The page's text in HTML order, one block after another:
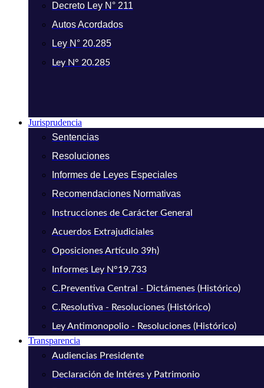
Decreto Ley N° 211
Autos Acordados
Ley N° 20.285
Ley N° 20.285
Jurisprudencia
Sentencias
Resoluciones
Informes de Leyes Especiales
Recomendaciones Normativas
Instrucciones de Carácter General
Acuerdos Extrajudiciales
Oposiciones Artículo 39h)
Informes Ley N°19.733
C.Preventiva Central - Dictámenes (Histórico)
C.Resolutiva - Resoluciones (Histórico)
Ley Antimonopolio - Resoluciones (Histórico)
Transparencia
Audiencias Presidente
Declaración de Intéres y Patrimonio